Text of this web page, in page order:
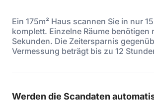
Ein 175m² Haus scannen Sie in nur
komplett. Einzelne Räume benötigen
Sekunden. Die Zeitersparnis
Vermessung beträgt bis zu 12
Werden die Scandaten